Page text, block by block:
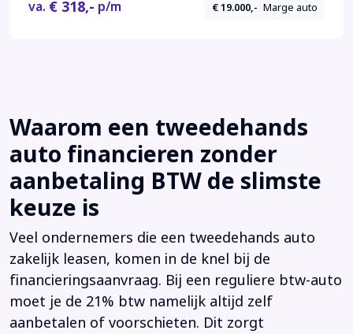
va. € 318,- p/m € 19.000,- Marge auto
Waarom een tweedehands
auto financieren zonder
aanbetaling BTW de slimste
keuze is
Veel ondernemers die een tweedehands auto
zakelijk leasen, komen in de knel bij de
financieringsaanvraag. Bij een reguliere btw-auto
moet je de 21% btw namelijk altijd zelf
aanbetalen of voorschieten. Dit zorgt